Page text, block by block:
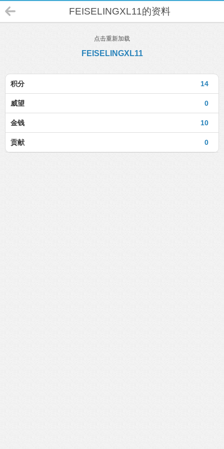
FEISELINGXL11的资料
点击重新加载
FEISELINGXL11
14
积分
0
威望
10
金钱
0
贡献